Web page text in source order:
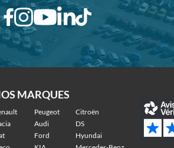
MARQUES
Peugeot
Citroën
Audi
DS
Ford
Hyundai